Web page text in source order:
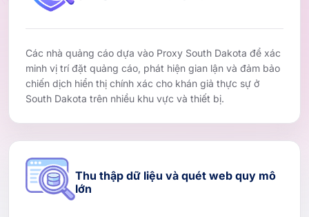
Các nhà quảng cáo dựa vào Proxy South Dakota để xác
minh vị trí đặt quảng cáo, phát hiện gian lận và đảm bảo
chiến dịch hiển thị chính xác cho khán giả thực sự ở
South Dakota trên nhiều khu vực và thiết bị.
Thu thập dữ liệu và quét web quy mô
lớn